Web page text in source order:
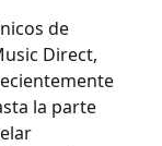
de
Direct,
la parte